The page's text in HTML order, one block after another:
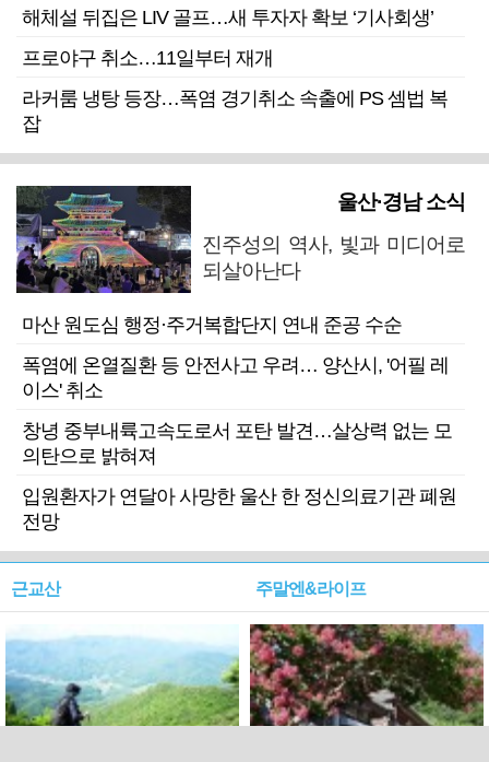
해체설 뒤집은 LIV 골프…새 투자자 확보 ‘기사회생’
프로야구 취소…11일부터 재개
라커룸 냉탕 등장…폭염 경기취소 속출에 PS 셈법 복
잡
울산·경남 소식
진주성의 역사, 빛과 미디어로
되살아난다
마산 원도심 행정·주거복합단지 연내 준공 수순
폭염에 온열질환 등 안전사고 우려… 양산시, '어필 레
이스' 취소
창녕 중부내륙고속도로서 포탄 발견…살상력 없는 모
의탄으로 밝혀져
입원환자가 연달아 사망한 울산 한 정신의료기관 폐원
전망
근교산 주말엔&라이프